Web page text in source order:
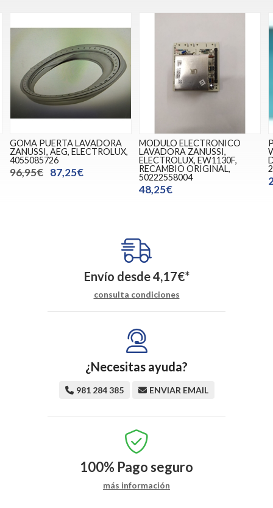
GOMA PUERTA LAVADORA
ZANUSSI, AEG, ELECTROLUX,
4055085726
96,95€ 87,25€
MODULO ELECTRONICO
LAVADORA ZANUSSI,
ELECTROLUX, EW1130F,
RECAMBIO ORIGINAL,
50222558004
48,25€
Envío desde4,17€*
consulta condiciones
¿Necesitas ayuda?
981 284 385 ENVIAR EMAIL
100% Pago seguro
más información